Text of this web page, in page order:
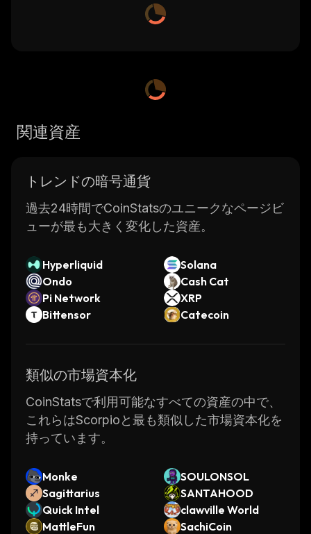
関連資産
トレンドの暗号通貨
過去24時間でCoinStatsのユニークなページビ
ューが最も大きく変化した資産。
Hyperliquid
Solana
Ondo
Cash Cat
Pi Network
XRP
Bittensor
Catecoin
類似の市場資本化
CoinStatsで利用可能なすべての資産の中で、
これらはScorpioと最も類似した市場資本化を
持っています。
Monke
SOULONSOL
Sagittarius
SANTAHOOD
Quick Intel
clawville World
MattleFun
SachiCoin